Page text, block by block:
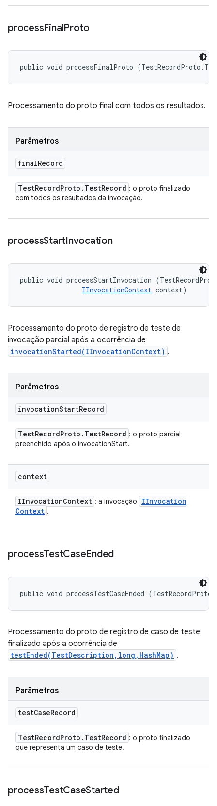
processFinalProto
public void processFinalProto
Processamento do proto final com todos os resultados.
Parâmetros
finalRecord
TestRecordProto . TestRecord : o proto finalizado
com todos os resultados da invocação.
processStartInvocation
public void processStartInvocation
IInvocationContext context)
Processamento do proto de registro de teste de
invocação parcial após a ocorrência de
invocationStarted(IInvocationContext) .
Parâmetros
invocationStartRecord
TestRecordProto . TestRecord : o proto parcial
preenchido após o invocationStart.
context
IInvocationContext : a invocação
IInvocation
Context .
processTestCaseEnded
public void processTestCaseEnded
Processamento do proto de registro de caso de teste
finalizado após a ocorrência de
testEnded(TestDescription,long,HashMap) .
Parâmetros
testCaseRecord
TestRecordProto . TestRecord : o proto finalizado
que representa um caso de teste.
processTestCaseStarted